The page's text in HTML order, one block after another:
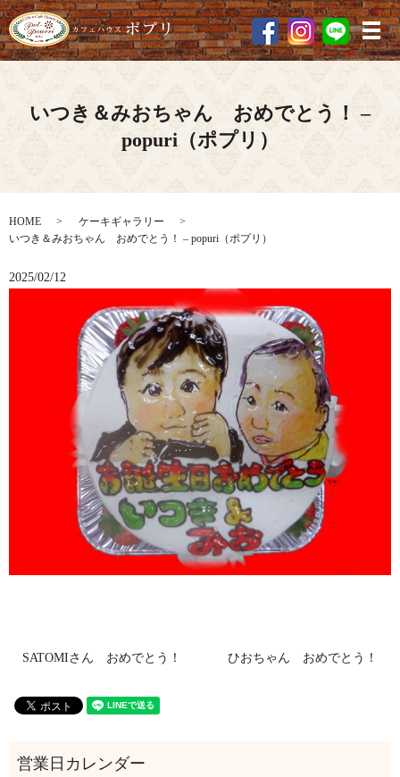
メ
いつき＆みおちゃん おめでとう！ –
popuri（ポプリ）
HOME
ケーキギャラリー
いつき＆みおちゃん おめでとう！ – popuri（ポプリ）
2025/02/12
SATOMIさん おめでとう！ ひおちゃん おめでとう！